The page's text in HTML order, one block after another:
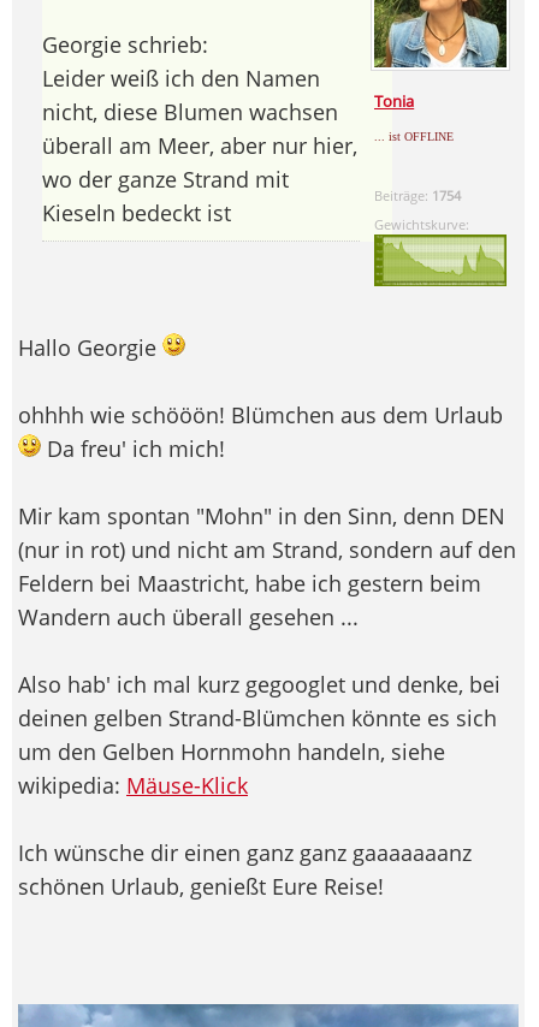
Tonia
... ist OFFLINE
Beiträge: 1754
Gewichtskurve:
Georgie schrieb:
Leider weiß ich den Namen
nicht, diese Blumen wachsen
überall am Meer, aber nur hier,
wo der ganze Strand mit
Kieseln bedeckt ist
Hallo Georgie
ohhhh wie schööön! Blümchen aus dem Urlaub
Da freu' ich mich!
Mir kam spontan "Mohn" in den Sinn, denn DEN
(nur in rot) und nicht am Strand, sondern auf den
Feldern bei Maastricht, habe ich gestern beim
Wandern auch überall gesehen ...
Also hab' ich mal kurz gegooglet und denke, bei
deinen gelben Strand-Blümchen könnte es sich
um den Gelben Hornmohn handeln, siehe
wikipedia: Mäuse-Klick
Ich wünsche dir einen ganz ganz gaaaaaaanz
schönen Urlaub, genießt Eure Reise!